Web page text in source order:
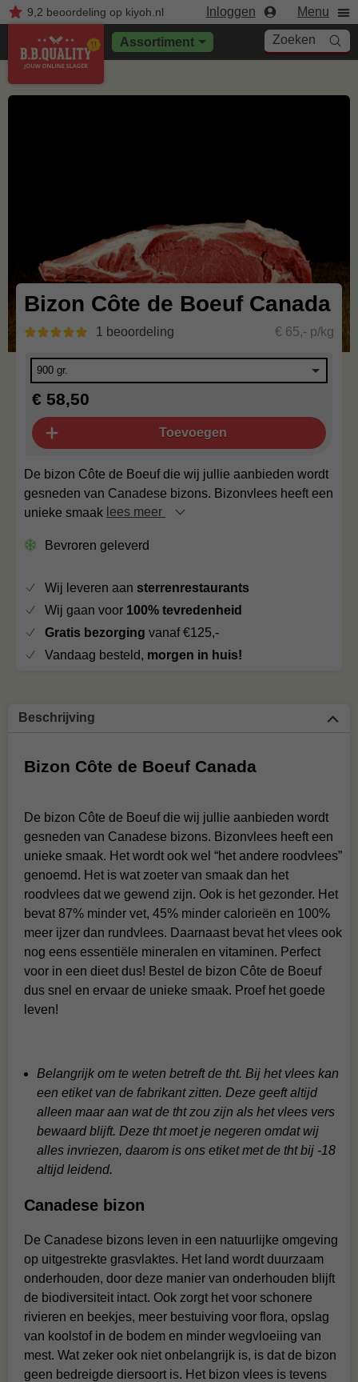
9,2 beoordelingop kiyoh.nl Inloggen Menu
Assortiment Zoeken
Bizon Côte de Boeuf Canada
1 beoordeling € 65,- p/kg
De bizon Côte de Boeuf die wij jullie aanbieden wordt
gesneden van Canadese bizons. Bizonvlees heeft een
unieke smaak lees meer
Bevroren geleverd
€ 58,50
Toevoegen
Wij leveren aan sterrenrestaurants
Wij gaan voor 100% tevredenheid
Gratis bezorging vanaf €125,-
Vandaag besteld, morgen in huis!
Beschrijving
Bizon Côte de Boeuf Canada
De bizon Côte de Boeuf die wij jullie aanbieden wordt
gesneden van Canadese bizons. Bizonvlees heeft een
unieke smaak. Het wordt ook wel “het andere roodvlees”
genoemd. Het is wat zoeter van smaak dan het
roodvlees dat we gewend zijn. Ook is het gezonder. Het
bevat 87% minder vet, 45% minder calorieën en 100%
meer ijzer dan rundvlees. Daarnaast bevat het vlees ook
nog eens essentiële mineralen en vitaminen. Perfect
voor in een dieet dus! Bestel de bizon Côte de Boeuf
dus snel en ervaar de unieke smaak. Proef het goede
leven!
Belangrijk om te weten betreft de tht. Bij het vlees kan
een etiket van de fabrikant zitten. Deze geeft altijd
alleen maar aan wat de tht zou zijn als het vlees vers
bewaard blijft. Deze tht moet je negeren omdat wij
alles invriezen, daarom is ons etiket met de tht bij -18
altijd leidend.
Canadese bizon
De Canadese bizons leven in een natuurlijke omgeving
op uitgestrekte grasvlaktes. Het land wordt duurzaam
onderhouden, door deze manier van onderhouden blijft
de biodiversiteit intact. Ook zorgt het voor schonere
rivieren en beekjes, meer bestuiving voor flora, opslag
van koolstof in de bodem en minder wegvloeiing van
mest. Wat zeker ook niet onbelangrijk is, is dat de bizon
geen bedreigde diersoort is. Het bizon vlees is tevens